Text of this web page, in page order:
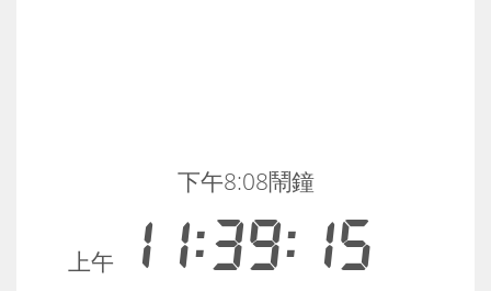
上午 11:39:15
下午8:08鬧鐘